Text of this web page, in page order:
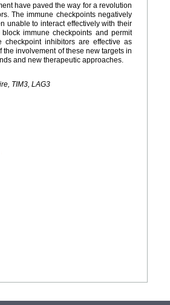
have paved the way for a revolution
The immune checkpoints negatively
unable to interact effectively with their
immune checkpoints and permit
checkpoint inhibitors are effective as
involvement of these new targets in
and new therapeutic approaches.
TIM3, LAG3